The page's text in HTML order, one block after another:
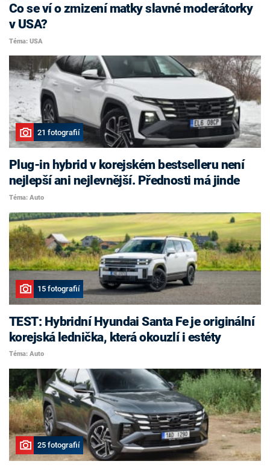
Co se ví o zmizení matky slavné moderátorky
v USA?
Téma: USA
21 fotografií
Plug-in hybrid v korejském bestselleru není
nejlepší ani nejlevnější. Přednosti má jinde
Téma: Auto
15 fotografií
TEST: Hybridní Hyundai Santa Fe je originální
korejská lednička, která okouzlí i estéty
Téma: Auto
25 fotografií